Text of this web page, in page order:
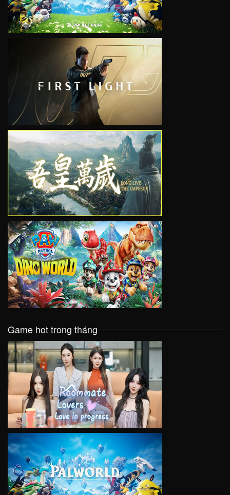
VIEW
VIEW
VIEW
Game hot trong tháng
VIEW
VIEW